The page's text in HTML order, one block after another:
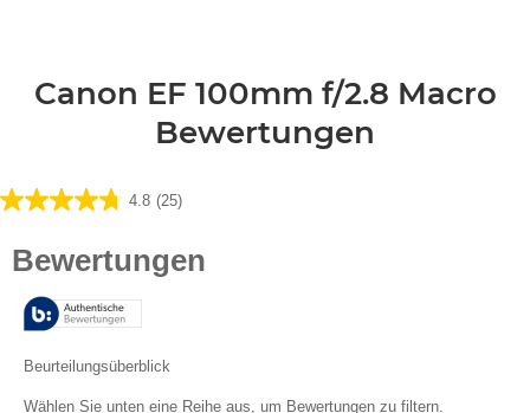
Canon EF 100mm f/2.8 Macro
Bewertungen
4.8 (25)
4.8
Bewertungen